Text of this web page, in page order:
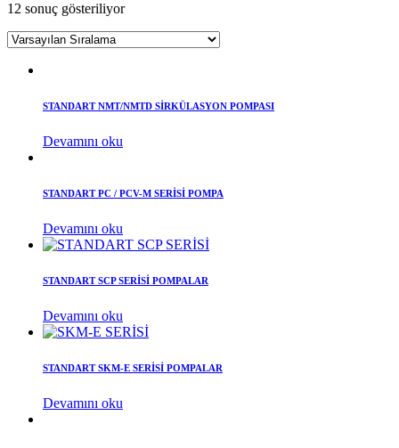
12 sonuç gösteriliyor
STANDART NMT/NMTD SİRKÜLASYON POMPASI
Devamını oku
STANDART PC / PCV-M SERİSİ POMPA
Devamını oku
STANDART SCP SERİSİ POMPALAR
Devamını oku
STANDART SKM-E SERİSİ POMPALAR
Devamını oku